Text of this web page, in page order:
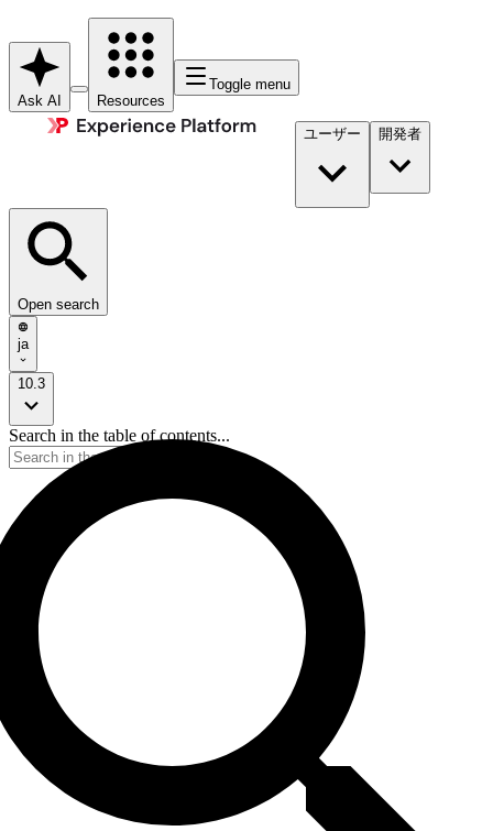
Ask AI Resources
Toggle menu
ユーザー 開発者​
Open search
ja
10.3
Search in the table of contents...